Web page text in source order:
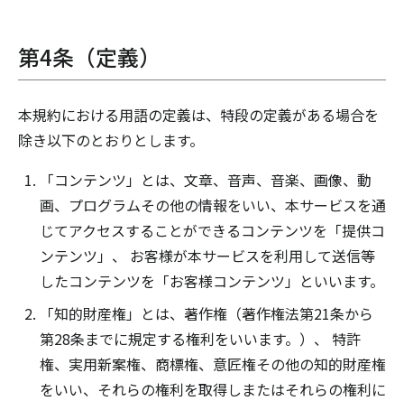
第4条（定義）
本規約における用語の定義は、特段の定義がある場合を
除き以下のとおりとします。
「コンテンツ」とは、文章、音声、音楽、画像、動
画、プログラムその他の情報をいい、本サービスを通
じてアクセスすることができるコンテンツを「提供コ
ンテンツ」、 お客様が本サービスを利用して送信等
したコンテンツを「お客様コンテンツ」といいます。
「知的財産権」とは、著作権（著作権法第21条から
第28条までに規定する権利をいいます。）、 特許
権、実用新案権、商標権、意匠権その他の知的財産権
をいい、それらの権利を取得しまたはそれらの権利に